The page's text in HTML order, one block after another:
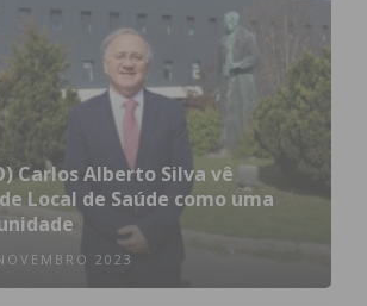
Carlos Alberto Silva vê
Local de Saúde como uma
2023